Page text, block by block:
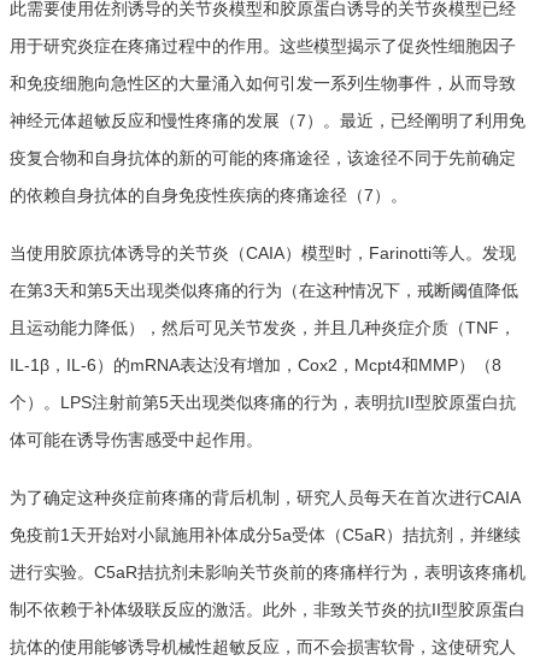
此需要使用佐剂诱导的关节炎模型和胶原蛋白诱导的关节炎模型已经
用于研究炎症在疼痛过程中的作用。这些模型揭示了促炎性细胞因子
和免疫细胞向急性区的大量涌入如何引发一系列生物事件，从而导致
神经元体超敏反应和慢性疼痛的发展（7）。最近，已经阐明了利用免
疫复合物和自身抗体的新的可能的疼痛途径，该途径不同于先前确定
的依赖自身抗体的自身免疫性疾病的疼痛途径（7）。
当使用胶原抗体诱导的关节炎（CAIA）模型时，Farinotti等人。发现
在第3天和第5天出现类似疼痛的行为（在这种情况下，戒断阈值降低
且运动能力降低），然后可见关节发炎，并且几种炎症介质（TNF，
IL-1β，IL-6）的mRNA表达没有增加，Cox2，Mcpt4和MMP）（8
个）。LPS注射前第5天出现类似疼痛的行为，表明抗II型胶原蛋白抗
体可能在诱导伤害感受中起作用。
为了确定这种炎症前疼痛的背后机制，研究人员每天在首次进行CAIA
免疫前1天开始对小鼠施用补体成分5a受体（C5aR）拮抗剂，并继续
进行实验。C5aR拮抗剂未影响关节炎前的疼痛样行为，表明该疼痛机
制不依赖于补体级联反应的激活。此外，非致关节炎的抗II型胶原蛋白
抗体的使用能够诱导机械性超敏反应，而不会损害软骨，这使研究人